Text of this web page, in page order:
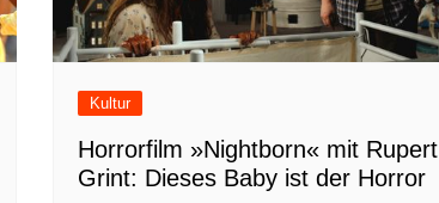
Kultur
Horrorfilm »Nightborn« mit Rupert
Grint: Dieses Baby ist der Horror